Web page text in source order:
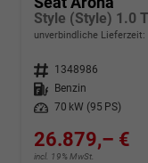
unverbindliche Lieferzeit:
Fahrzeugnr. 1348986
Kraftstoff
Benzin
Leistung
70 kW (95 PS)
26.879,– €
incl. 19% MwSt.